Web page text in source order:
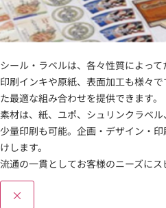
シール・ラベルは、各々性質によって
印刷インキや原紙、表面加工も様々
た最適な組み合わせを提供できます。
素材は、紙、ユポ、シュリンクラベル
少量印刷も可能。企画・デザイン・
けします。
流通の一貫としてお客様のニーズにス
×